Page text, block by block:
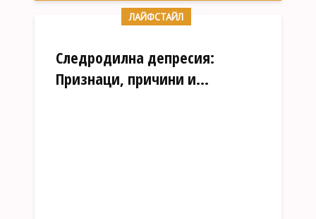
ЛАЙФСТАЙЛ
Следродилна депресия:
Признаци, причини и...